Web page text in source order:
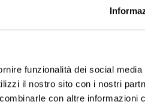
funzionalità dei social
il nostro sito con i nostri
con altre informazioni
DVD realizzato dal
con l’Istituto Luce. Con
– il Museo Nicolis compie
e divulgativo, resa ancora più
dell’Istituto Luce.